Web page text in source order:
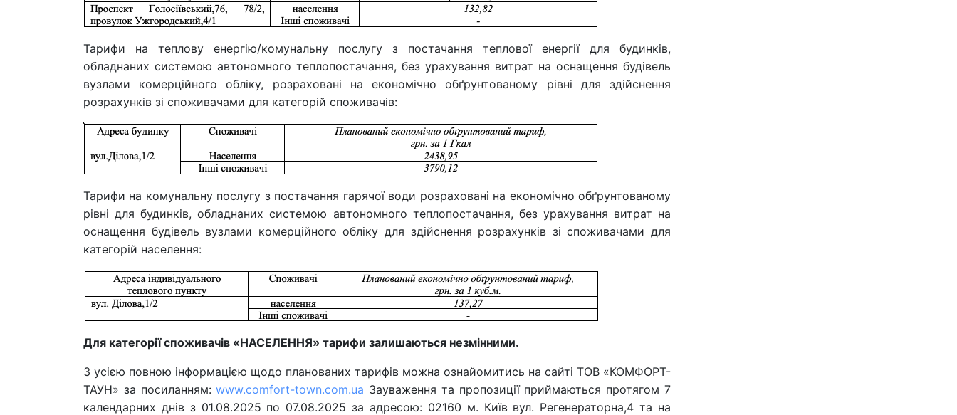
Тарифи на теплову енергію/комунальну послугу з постачання теплової енергії для будинків,
обладнаних системою автономного теплопостачання, без урахування витрат на оснащення будівель
вузлами комерційного обліку, розраховані на економічно обґрунтованому рівні для здійснення
розрахунків зі споживачами для категорій споживачів:
Тарифи на комунальну послугу з постачання гарячої води розраховані на економічно обґрунтованому
рівні для будинків, обладнаних системою автономного теплопостачання, без урахування витрат на
оснащення будівель вузлами комерційного обліку для здійснення розрахунків зі споживачами для
категорій населення:
Для категорії споживачів «НАСЕЛЕННЯ» тарифи залишаються незмінними.
З усією повною інформацією щодо планованих тарифів можна ознайомитись на сайті ТОВ «КОМФОРТ-
ТАУН» за посиланням:www.comfort-town.com.ua Зауваження та пропозиції приймаються протягом 7
календарних днів з 01.08.2025 по 07.08.2025 за адресою: 02160 м. Київ вул. Регенераторна,4 та на